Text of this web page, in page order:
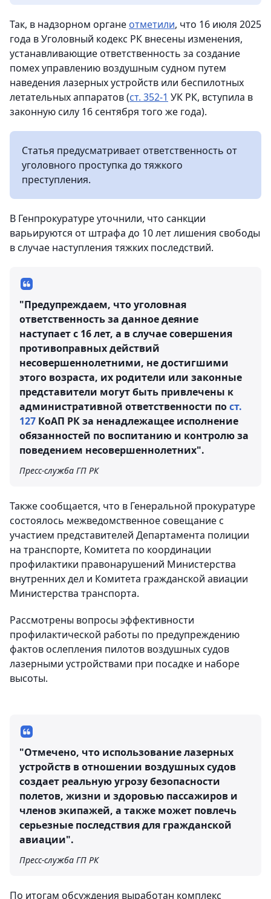
Так, в надзорном органе отметили, что 16 июля 2025
года в Уголовный кодекс РК внесены изменения,
устанавливающие ответственность за создание
помех управлению воздушным судном путем
наведения лазерных устройств или беспилотных
летательных аппаратов (ст. 352-1 УК РК, вступила в
законную силу 16 сентября того же года).
Статья предусматривает ответственность от
уголовного проступка до тяжкого
преступления.
В Генпрокуратуре уточнили, что санкции
варьируются от штрафа до 10 лет лишения свободы
в случае наступления тяжких последствий.
"Предупреждаем, что уголовная
ответственность за данное деяние
наступает с 16 лет, а в случае совершения
противоправных действий
несовершеннолетними, не достигшими
этого возраста, их родители или законные
представители могут быть привлечены к
административной ответственности пост.
127 КоАП РК за ненадлежащее исполнение
обязанностей по воспитанию и контролю за
поведением несовершеннолетних".
Пресс-служба ГП РК
Также сообщается, что в Генеральной прокуратуре
состоялось межведомственное совещание с
участием представителей Департамента полиции
на транспорте, Комитета по координации
профилактики правонарушений Министерства
внутренних дел и Комитета гражданской авиации
Министерства транспорта.
Рассмотрены вопросы эффективности
профилактической работы по предупреждению
фактов ослепления пилотов воздушных судов
лазерными устройствами при посадке и наборе
высоты.
"Отмечено, что использование лазерных
устройств в отношении воздушных судов
создает реальную угрозу безопасности
полетов, жизни и здоровью пассажиров и
членов экипажей, а также может повлечь
серьезные последствия для гражданской
авиации".
Пресс-служба ГП РК
По итогам обсуждения выработан комплекс